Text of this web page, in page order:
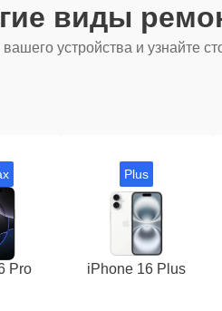
виды
устройства и узнайте
Pro
Plus
iPhone 16 Plus